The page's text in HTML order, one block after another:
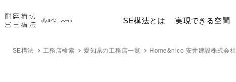
SE構法とは 実現できる空間
SE構法 工務店検索 愛知県の工務店一覧 Home&nico 安井建設株式会社